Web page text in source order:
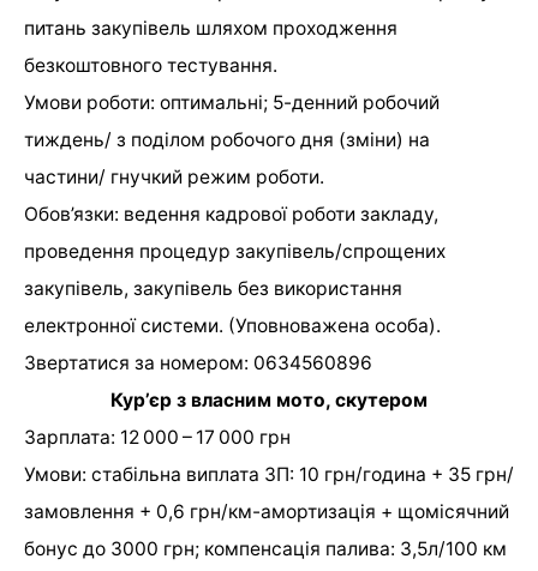
питань закупівель шляхом проходження
безкоштовного тестування.
Умови роботи: оптимальні; 5-денний робочий
тиждень/ з поділом робочого дня (зміни) на
частини/ гнучкий режим роботи.
Обов’язки: ведення кадрової роботи закладу,
проведення процедур закупівель/спрощених
закупівель, закупівель без використання
електронної системи. (Уповноважена особа).
Звертатися за номером: 0634560896
Кур’єр з власним мото, скутером
Зарплата: 12 000 – 17 000 грн
Умови: стабільна виплата ЗП: 10 грн/година + 35 грн/
замовлення + 0,6 грн/км-амортизація + щомісячний
бонус до 3000 грн; компенсація палива: 3,5л/100 км